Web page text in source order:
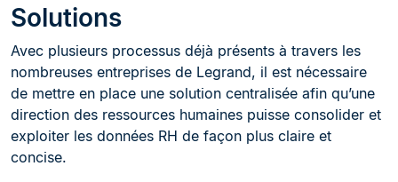
Solutions
Avec plusieurs processus déjà présents à travers les
nombreuses entreprises de Legrand, il est nécessaire
de mettre en place une solution centralisée afin qu’une
direction des ressources humaines puisse consolider et
exploiter les données RH de façon plus claire et
concise.